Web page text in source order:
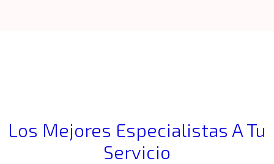
Los Mejores Especialistas A Tu
Servicio